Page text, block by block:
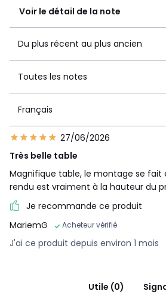
Voir le détail de la note
Du plus récent au plus ancien
Toutes les notes
Français
27/06/2026
Très belle table
Magnifique table, le montage se fait
rendu est vraiment à la hauteur du
Je recommande ce produit
MariemG
Acheteur vérifié
J'ai ce produit depuis environ 1 mois
Utile (0)